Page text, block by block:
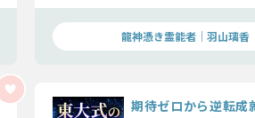
龍神憑き霊能者｜羽山璃香
期待ゼロから逆転成